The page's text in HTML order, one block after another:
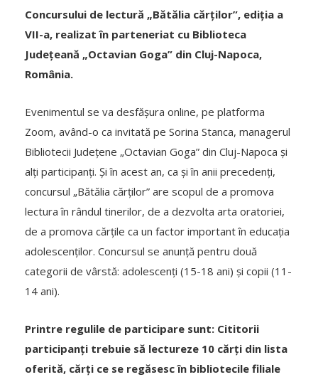
Concursului de lectură „Bătălia cărților”, ediția a
VII-a, realizat în parteneriat cu Biblioteca
Județeană „Octavian Goga” din Cluj-Napoca,
România.
Evenimentul se va desfășura online, pe platforma
Zoom, având-o ca invitată pe Sorina Stanca, managerul
Bibliotecii Județene „Octavian Goga” din Cluj-Napoca și
alți participanți. Și în acest an, ca și în anii precedenți,
concursul „Bătălia cărților” are scopul de a promova
lectura în rândul tinerilor, de a dezvolta arta oratoriei,
de a promova cărțile ca un factor important în educația
adolescenților. Concursul se anunță pentru două
categorii de vârstă: adolescenți (15-18 ani) și copii (11-
14 ani).
Printre regulile de participare sunt: Cititorii
participanți trebuie să lectureze 10 cărți din lista
oferită, cărți ce se regăsesc în bibliotecile filiale